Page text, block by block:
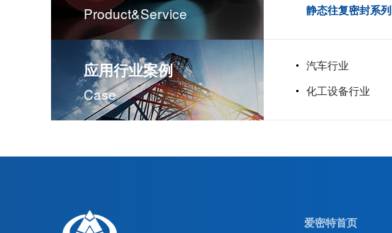
Product&service 静态往复密封系列
应用行业案例
Case
汽车行业
化工设备行业
爱密特首页